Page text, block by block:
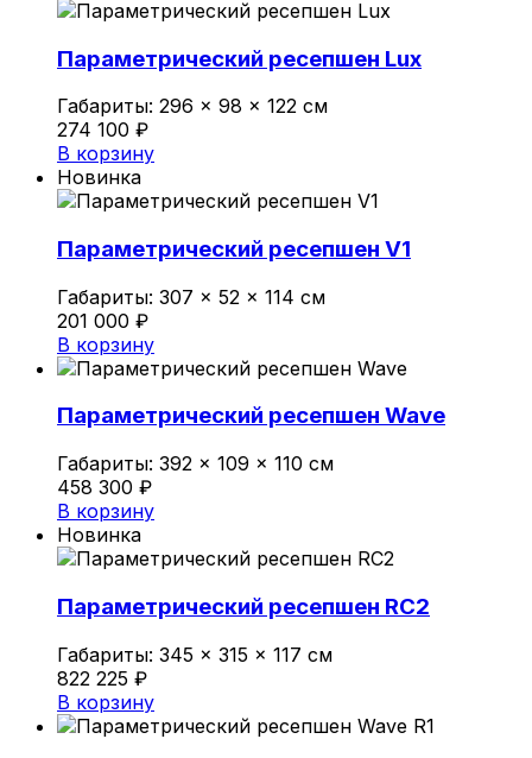
0
Обзор корзины
В корзине нет товаров.
Параметрический ресепшен Lux
Габариты: 296 × 98 × 122 см
274 100 ₽
В корзину
Новинка
Параметрический ресепшен V1
Габариты: 307 × 52 × 114 см
201 000 ₽
В корзину
Параметрический ресепшен Wave
Габариты: 392 × 109 × 110 см
458 300 ₽
В корзину
Новинка
Параметрический ресепшен RC2
Габариты: 345 × 315 × 117 см
822 225 ₽
В корзину